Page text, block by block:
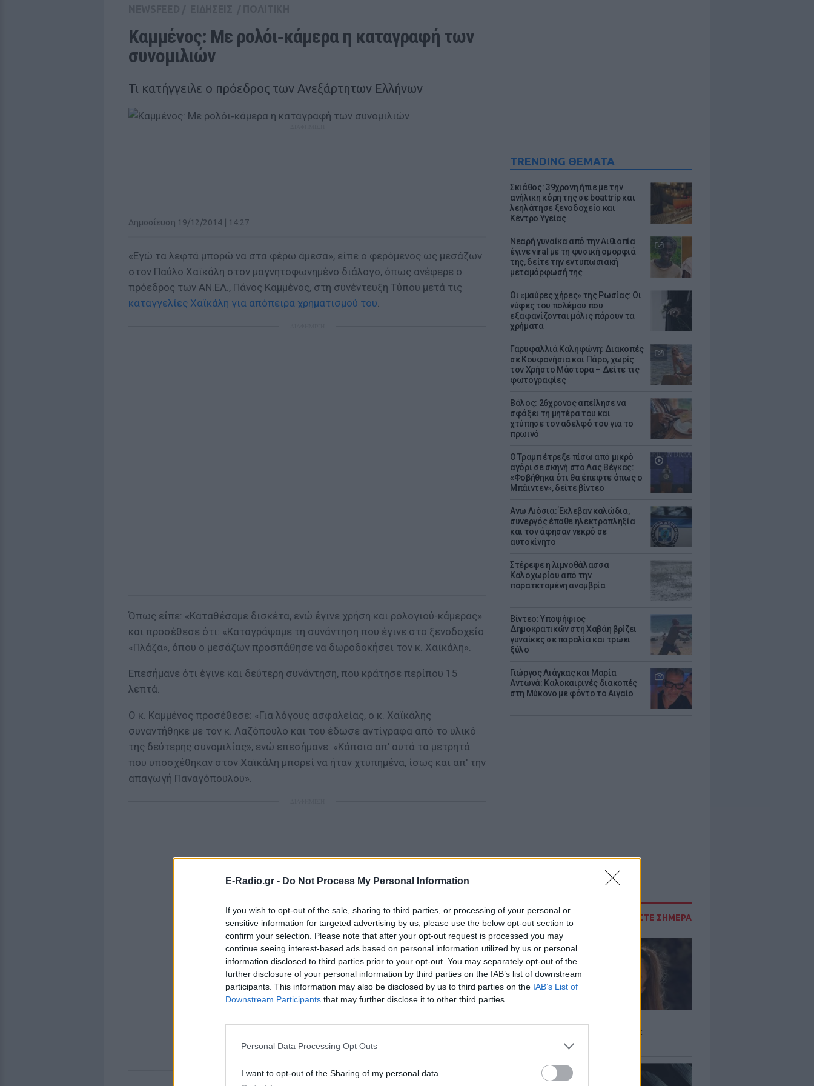
E-Radio.gr - Do Not Process My Personal Information
If you wish to opt-out of the sale, sharing to third parties, or processing of your personal or
sensitive information for targeted advertising by us, please use the below opt-out section to
confirm your selection. Please note that after your opt-out request is processed you may
continue seeing interest-based ads based on personal information utilized by us or personal
information disclosed to third parties prior to your opt-out. You may separately opt-out of the
further disclosure of your personal information by third parties on the IAB’s list of downstream
participants. This information may also be disclosed by us to third parties on the IAB’s List of
Downstream Participants that may further disclose it to other third parties.
Personal Data Processing Opt Outs
I want to opt-out of the Sharing of my personal data.
TRENDING ΘΕΜΑΤΑ
Σκιάθος: 39χρονη ήπιε με την
ανήλικη κόρη της σε boat trip και
λεηλάτησε ξενοδοχείο και
Κέντρο Υγείας
Νεαρή γυναίκα από την Αιθιοπία
έγινε viral με τη φυσική ομορφιά
της, δείτε την εντυπωσιακή
μεταμόρφωσή της
Οι «μαύρες χήρες» της Ρωσίας: Οι
νύφες του πολέμου που
εξαφανίζονται μόλις πάρουν τα
χρήματα
Γαρυφαλλιά Καληφώνη: Διακοπές
σε Κουφονήσια και Πάρο, χωρίς
τον Χρήστο Μάστορα – Δείτε τις
φωτογραφίες
Βόλος: 26χρονος απείλησε να
σφάξει τη μητέρα του και
χτύπησε τον αδελφό του για το
πρωινό
Ο Τραμπ έτρεξε πίσω από μικρό
αγόρι σε σκηνή στο Λας Βέγκας:
«Φοβήθηκα ότι θα έπεφτε όπως ο
Μπάιντεν», δείτε βίντεο
Ανω Λιόσια: Έκλεβαν καλώδια,
συνεργός έπαθε ηλεκτροπληξία
και τον άφησαν νεκρό σε
αυτοκίνητο
Στέρεψε η λιμνοθάλασσα
Καλοχωρίου από την
παρατεταμένη ανομβρία
Βίντεο: Υποψήφιος
Δημοκρατικών στη Χαβάη βρίζει
γυναίκες σε παραλία και τρώει
ξύλο
Γιώργος Λιάγκας και Μαρία
Αντωνά: Καλοκαιρινές διακοπές
στη Μύκονο με φόντο το Αιγαίο
ΔΙΑΒΑΣΤΕ ΣΗΜΕΡΑ
Η Αποστολία Ζώη σε παραλία:
«Χαρούμενη, γεμάτη αλμύρα»
Καμμένος: Με ρολόι‑κάμερα η καταγραφή των
συνομιλιών
Τι κατήγγειλε ο πρόεδρος των Ανεξάρτητων Ελλήνων
Δημοσίευση 19/12/2014 | 14:27
«Εγώ τα λεφτά μπορώ να στα φέρω άμεσα», είπε ο φερόμενος ως μεσάζων
στον Παύλο Χαϊκάλη στον μαγνητοφωνημένο διάλογο, όπως ανέφερε ο
πρόεδρος των ΑΝ.ΕΛ., Πάνος Καμμένος, στη συνέντευξη Τύπου μετά τις
καταγγελίες Χαϊκάλη για απόπειρα χρηματισμού του.
Όπως είπε: «Καταθέσαμε δισκέτα, ενώ έγινε χρήση και ρολογιού-κάμερας»
και προσέθεσε ότι: «Καταγράψαμε τη συνάντηση που έγινε στο ξενοδοχείο
«Πλάζα», όπου ο μεσάζων προσπάθησε να δωροδοκήσει τον κ. Χαϊκάλη».
Επεσήμανε ότι έγινε και δεύτερη συνάντηση, που κράτησε περίπου 15
λεπτά.
Ο κ. Καμμένος προσέθεσε: «Για λόγους ασφαλείας, ο κ. Χαϊκάλης
συναντήθηκε με τον κ. Λαζόπουλο και του έδωσε αντίγραφα από το υλικό
της δεύτερης συνομιλίας», ενώ επεσήμανε: «Κάποια απ' αυτά τα μετρητά
που υποσχέθηκαν στον Χαϊκάλη μπορεί να ήταν χτυπημένα, ίσως και απ' την
απαγωγή Παναγόπουλου».